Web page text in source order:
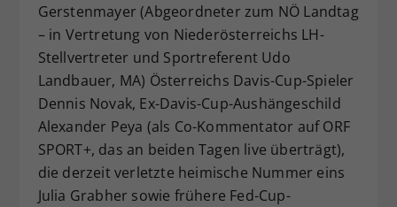
Gerstenmayer (Abgeordneter zum NÖ Landtag
– in Vertretung von Niederösterreichs LH-
Stellvertreter und Sportreferent Udo
Landbauer, MA) Österreichs Davis-Cup-Spieler
Dennis Novak, Ex-Davis-Cup-Aushängeschild
Alexander Peya (als Co-Kommentator auf ORF
SPORT+, das an beiden Tagen live überträgt),
die derzeit verletzte heimische Nummer eins
Julia Grabher sowie frühere Fed-Cup-